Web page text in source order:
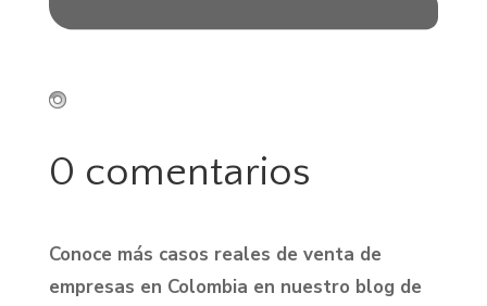
0 comentarios
Conoce más casos reales de venta de
empresas en Colombia en nuestro blog de